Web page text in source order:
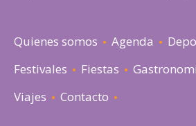
Quienes somos Agenda
Festivales
Fiestas
Viajes
Contacto